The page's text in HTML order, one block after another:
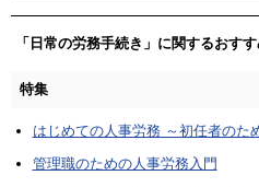
「日常の労務手続き」に関するおす
特集
はじめての人事労務 ～初任者のた
管理職のための人事労務入門